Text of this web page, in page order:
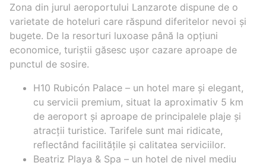
Zona din jurul aeroportului Lanzarote dispune de o
varietate de hoteluri care răspund diferitelor nevoi și
bugete. De la resorturi luxoase până la opțiuni
economice, turiștii găsesc ușor cazare aproape de
punctul de sosire.
H10 Rubicón Palace – un hotel mare și elegant,
cu servicii premium, situat la aproximativ 5 km
de aeroport și aproape de principalele plaje și
atracții turistice. Tarifele sunt mai ridicate,
reflectând facilitățile și calitatea serviciilor.
Beatriz Playa & Spa – un hotel de nivel mediu